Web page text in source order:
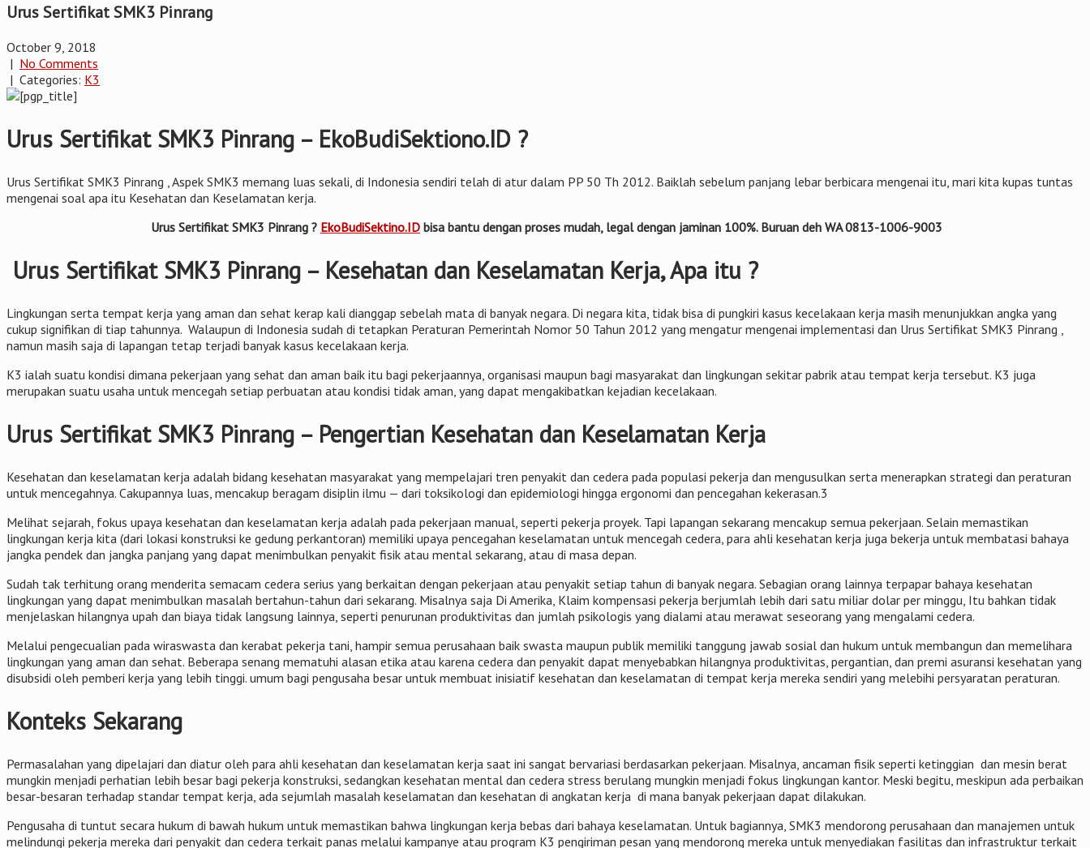
Urus Sertifikat SMK3 Pinrang
October 9, 2018
| No Comments
| Categories: K3
Urus Sertifikat SMK3 Pinrang – EkoBudiSektiono.ID ?
Urus Sertifikat SMK3 Pinrang , Aspek SMK3 memang luas sekali, di Indonesia sendiri telah di atur dalam PP 50 Th 2012. Baiklah sebelum panjang lebar berbicara mengenai itu, mari kita kupas tuntas
mengenai soal apa itu Kesehatan dan Keselamatan kerja.
Urus Sertifikat SMK3 Pinrang ? EkoBudiSektino.ID bisa bantu dengan proses mudah, legal dengan jaminan 100%. Buruan deh WA 0813-1006-9003
Urus Sertifikat SMK3 Pinrang – Kesehatan dan Keselamatan Kerja, Apa itu ?
Lingkungan serta tempat kerja yang aman dan sehat kerap kali dianggap sebelah mata di banyak negara. Di negara kita, tidak bisa di pungkiri kasus kecelakaan kerja masih menunjukkan angka yang
cukup signifikan di tiap tahunnya. Walaupun di Indonesia sudah di tetapkan Peraturan Pemerintah Nomor 50 Tahun 2012 yang mengatur mengenai implementasi dan Urus Sertifikat SMK3 Pinrang ,
namun masih saja di lapangan tetap terjadi banyak kasus kecelakaan kerja.
K3 ialah suatu kondisi dimana pekerjaan yang sehat dan aman baik itu bagi pekerjaannya, organisasi maupun bagi masyarakat dan lingkungan sekitar pabrik atau tempat kerja tersebut. K3 juga
merupakan suatu usaha untuk mencegah setiap perbuatan atau kondisi tidak aman, yang dapat mengakibatkan kejadian kecelakaan.
Urus Sertifikat SMK3 Pinrang – Pengertian Kesehatan dan Keselamatan Kerja
Kesehatan dan keselamatan kerja adalah bidang kesehatan masyarakat yang mempelajari tren penyakit dan cedera pada populasi pekerja dan mengusulkan serta menerapkan strategi dan peraturan
untuk mencegahnya. Cakupannya luas, mencakup beragam disiplin ilmu — dari toksikologi dan epidemiologi hingga ergonomi dan pencegahan kekerasan.3
Melihat sejarah, fokus upaya kesehatan dan keselamatan kerja adalah pada pekerjaan manual, seperti pekerja proyek. Tapi lapangan sekarang mencakup semua pekerjaan. Selain memastikan
lingkungan kerja kita (dari lokasi konstruksi ke gedung perkantoran) memiliki upaya pencegahan keselamatan untuk mencegah cedera, para ahli kesehatan kerja juga bekerja untuk membatasi bahaya
jangka pendek dan jangka panjang yang dapat menimbulkan penyakit fisik atau mental sekarang, atau di masa depan.
Sudah tak terhitung orang menderita semacam cedera serius yang berkaitan dengan pekerjaan atau penyakit setiap tahun di banyak negara. Sebagian orang lainnya terpapar bahaya kesehatan
lingkungan yang dapat menimbulkan masalah bertahun-tahun dari sekarang. Misalnya saja Di Amerika, Klaim kompensasi pekerja berjumlah lebih dari satu miliar dolar per minggu, Itu bahkan tidak
menjelaskan hilangnya upah dan biaya tidak langsung lainnya, seperti penurunan produktivitas dan jumlah psikologis yang dialami atau merawat seseorang yang mengalami cedera.
Melalui pengecualian pada wiraswasta dan kerabat pekerja tani, hampir semua perusahaan baik swasta maupun publik memiliki tanggung jawab sosial dan hukum untuk membangun dan memelihara
lingkungan yang aman dan sehat. Beberapa senang mematuhi alasan etika atau karena cedera dan penyakit dapat menyebabkan hilangnya produktivitas, pergantian, dan premi asuransi kesehatan yang
disubsidi oleh pemberi kerja yang lebih tinggi. umum bagi pengusaha besar untuk membuat inisiatif kesehatan dan keselamatan di tempat kerja mereka sendiri yang melebihi persyaratan peraturan.
Konteks Sekarang
Permasalahan yang dipelajari dan diatur oleh para ahli kesehatan dan keselamatan kerja saat ini sangat bervariasi berdasarkan pekerjaan. Misalnya, ancaman fisik seperti ketinggian dan mesin berat
mungkin menjadi perhatian lebih besar bagi pekerja konstruksi, sedangkan kesehatan mental dan cedera stress berulang mungkin menjadi fokus lingkungan kantor. Meski begitu, meskipun ada perbaikan
besar-besaran terhadap standar tempat kerja, ada sejumlah masalah keselamatan dan kesehatan di angkatan kerja di mana banyak pekerjaan dapat dilakukan.
Pengusaha di tuntut secara hukum di bawah hukum untuk memastikan bahwa lingkungan kerja bebas dari bahaya keselamatan. Untuk bagiannya, SMK3 mendorong perusahaan dan manajemen untuk
melindungi pekerja mereka dari penyakit dan cedera terkait panas melalui kampanye atau program K3 pengiriman pesan yang mendorong mereka untuk menyediakan fasilitas dan infrastruktur terkait